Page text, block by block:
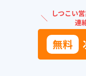
＼ しつこい
連
無料